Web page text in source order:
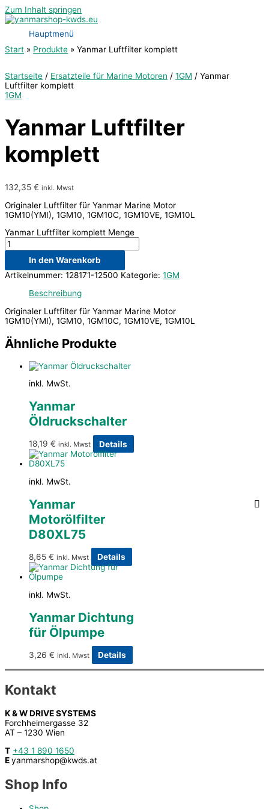
Zum Inhalt springen
Hauptmenü
Start
Produkte Yanmar Luftfilter komplett
Startseite / Ersatzteile für Marine Motoren / 1GM / Yanmar
Luftfilter komplett
1GM
Yanmar Luftfilter
komplett
132,35 € inkl. Mwst
Originaler Luftfilter für Yanmar Marine Motor
1GM10(YMI), 1GM10, 1GM10C, 1GM10VE, 1GM10L
Yanmar Luftfilter komplett Menge
In den Warenkorb
Artikelnummer: 128171-12500 Kategorie: 1GM
Beschreibung
Originaler Luftfilter für Yanmar Marine Motor
1GM10(YMI), 1GM10, 1GM10C, 1GM10VE, 1GM10L
Ähnliche Produkte
inkl. MwSt.
Yanmar
Öldruckschalter
18,19 € inkl. Mwst Details
inkl. MwSt.
Yanmar
Motorölfilter
D80XL75
8,65 € inkl. Mwst Details
inkl. MwSt.
Yanmar Dichtung
für Ölpumpe
3,26 € inkl. Mwst Details
Kontakt
K & W DRIVE SYSTEMS
Forchheimergasse 32
AT – 1230 Wien
T +43 1 890 1650
Eyanmarshop@kwds.at
Shop Info